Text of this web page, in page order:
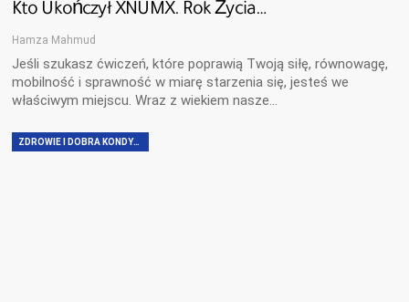
Kto Ukończył XNUMX. Rok Życia…
Hamza Mahmud
Jeśli szukasz ćwiczeń, które poprawią Twoją siłę, równowagę,
mobilność i sprawność w miarę starzenia się, jesteś we
właściwym miejscu. Wraz z wiekiem nasze…
ZDROWIE I DOBRA KONDYCJA